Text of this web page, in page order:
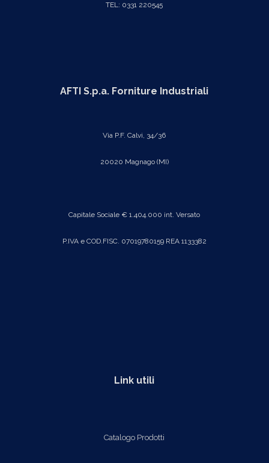
TEL: 0331 220545
AFTI S.p.a. Forniture Industriali
Via P.F. Calvi, 34/36
20020 Magnago (MI)
Capitale Sociale € 1.404.000 int. Versato
P.IVA e COD.FISC. 07019780159 REA 1133382
Link utili
Catalogo Prodotti